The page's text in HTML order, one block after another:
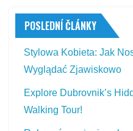
POSLEDNÍ ČLÁNKY
Stylowa Kobieta: Jak
Wyglądać Zjawiskowo
Explore Dubrovnik’s
Walking Tour!